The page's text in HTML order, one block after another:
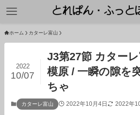
ホーム カターレ富山
J3第27節 カター
模原 / 一瞬の隙を
ちゃ
2022
10/07
カターレ富山 2022年10月4日 2022年